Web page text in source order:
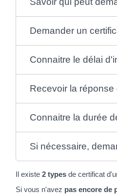
Demander un
Connaitre le délai
Recevoir la réponse
Connaitre la durée
Si nécessaire,
Il existe 2 types de certificat
Si vous n'avez pas encore de